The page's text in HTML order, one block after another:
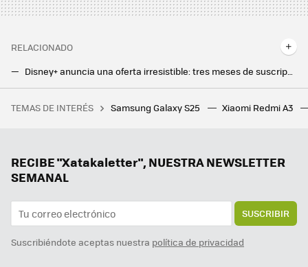
RELACIONADO
Disney+ anuncia una oferta irresistible: tres meses de suscripción por menos de 2 euros al mes
Con lo mejor de Xiaomi y de Google, este reloj inteligente es muy completo, además de elegante
Una jardinera ganó más de un millón de euros por el fallo de una web de juegos. Le dijeron que solo le pagarían 20.000, y ha ganado el juicio
TEMAS DE INTERÉS Samsung Galaxy S25 Xiaomi Redmi A3
RECIBE "Xatakaletter", NUESTRA NEWSLETTER
SEMANAL
SUSCRIBIR
Suscribiéndote aceptas nuestra política de privacidad